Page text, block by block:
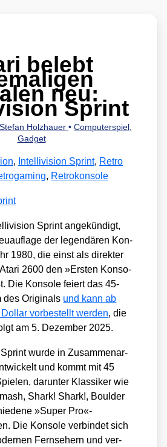
belebt
neu:
Sprint
Stefan Holzhauer • Computerspiel ,
Gadget
, Intellivision Sprint, Retro
, Retrokonsole
Sprint ange­kün­digt,
der legen­dä­ren Kon­
1980, die einst als direk­ter
2600 den »Ers­ten Kon­so­
Die Kon­so­le fei­ert das 45-
des Ori­gi­nals und kann ab
vor­be­stellt wer­den, die
am 5. Dezem­ber 2025.
wur­de in Zusam­men­ar­
und kommt mit 45
dar­un­ter Klas­si­ker wie
Shark! Shark!, Bould­er
»Super Pro«-
Die Kon­so­le ver­bin­det sich
Fern­se­hern und ver­